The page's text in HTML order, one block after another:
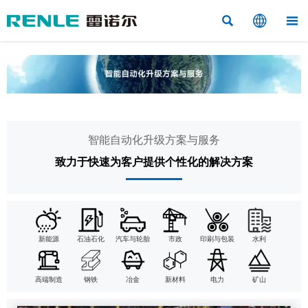
  
智能自动化升级方案与服务
致力于快速为客户提供个性化的解决方案
新能源 石油石化 汽车与轮胎 市政 印刷与包装 水利
高端制造 钢铁 冶金 新材料 电力 矿山